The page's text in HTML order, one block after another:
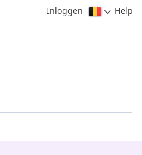
Inloggen Help